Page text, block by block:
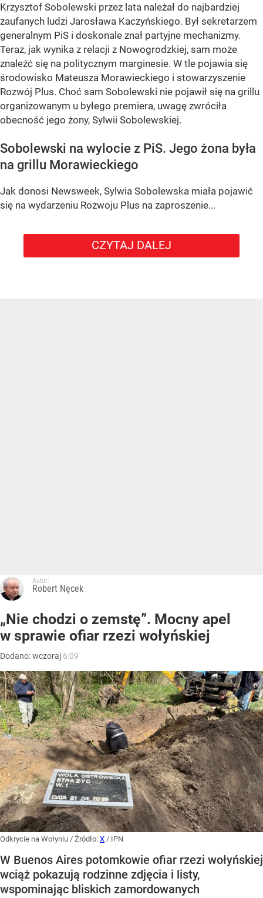
Krzysztof Sobolewski przez lata należał do najbardziej
zaufanych ludzi Jarosława Kaczyńskiego. Był sekretarzem
generalnym PiS i doskonale znał partyjne mechanizmy.
Teraz, jak wynika z relacji z Nowogrodzkiej, sam może
znaleźć się na politycznym marginesie. W tle pojawia się
środowisko Mateusza Morawieckiego i stowarzyszenie
Rozwój Plus. Choć sam Sobolewski nie pojawił się na grillu
organizowanym u byłego premiera, uwagę zwróciła
obecność jego żony, Sylwii Sobolewskiej.
Sobolewski na wylocie z PiS. Jego żona była
na grillu Morawieckiego
Jak donosi Newsweek, Sylwia Sobolewska miała pojawić
się na wydarzeniu Rozwoju Plus na zaproszenie...
CZYTAJ DALEJ
Autor:
Robert Nęcek
„Nie chodzi o zemstę”. Mocny apel
w sprawie ofiar rzezi wołyńskiej
Dodano:wczoraj 6:09
Odkrycie na Wołyniu / Źródło: X / IPN
W Buenos Aires potomkowie ofiar rzezi wołyńskiej
wciąż pokazują rodzinne zdjęcia i listy,
wspominając bliskich zamordowanych